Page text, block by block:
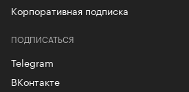
Корпоративная подписка
ПОДПИСАТЬСЯ
Telegram
ВКонтакте